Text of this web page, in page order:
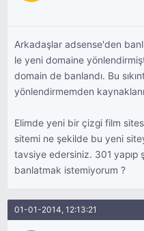
Arkadaşlar adsense'den
le yeni domaine
domain de banlandı. Bu
yönlendirmemden
Elimde yeni bir çizgi film
sitemi ne şekilde bu yeni
tavsiye edersiniz. 301
banlatmak istemiyorum ?
01-01-2014, 12:13:21